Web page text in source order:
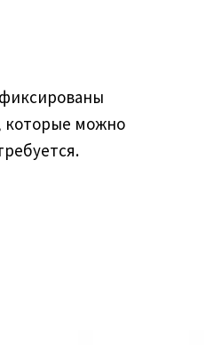
которые можно